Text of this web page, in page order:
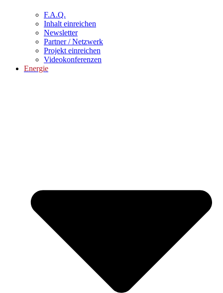
F.A.Q.
Inhalt einreichen
Newsletter
Partner / Netzwerk
Projekt einreichen
Videokonferenzen
Energie